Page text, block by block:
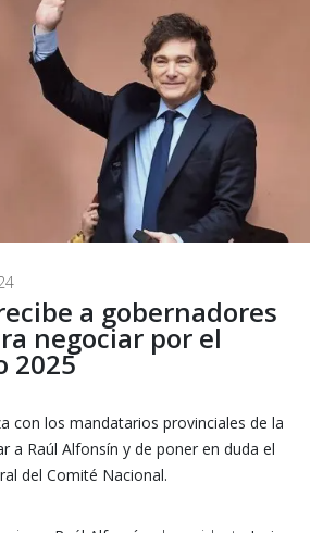
a gobernadores
negociar por el
2025
con los mandatarios provinciales de la
a Raúl Alfonsín y de poner en duda el
del Comité Nacional.